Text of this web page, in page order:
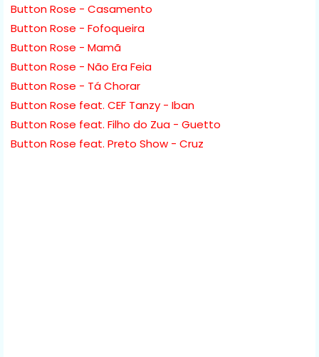
Button Rose - Casamento
Button Rose - Fofoqueira
Button Rose - Mamã
Button Rose - Não Era Feia
Button Rose - Tá Chorar
Button Rose feat. CEF Tanzy - Iban
Button Rose feat. Filho do Zua - Guetto
Button Rose feat. Preto Show - Cruz